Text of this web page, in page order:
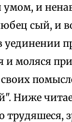
и
сый, и
уединении
и моляся
Ниже